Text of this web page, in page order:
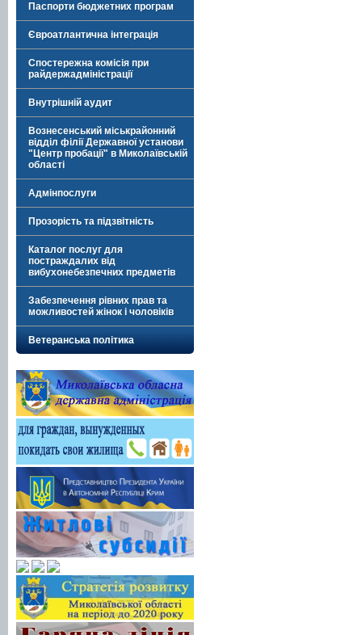
Паспорти бюджетних програм
Євроатлантична інтеграція
Спостережна комісія при
райдержадміністрації
Внутрішній аудит
Вознесенський міськрайонний
відділ філії Державної установи
"Центр пробації" в Миколаївській
області
Адмінпослуги
Прозорість та підзвітність
Каталог послуг для
постраждалих від
вибухонебезпечних предметів
Забезпечення рівних прав та
можливостей жінок і чоловіків
Ветеранська політика